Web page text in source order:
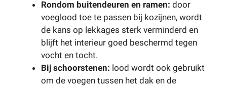
Rondom buitendeuren en ramen: door
voeglood toe te passen bij kozijnen, wordt
de kans op lekkages sterk verminderd en
blijft het interieur goed beschermd tegen
vocht en tocht.
Bij schoorstenen: lood wordt ook gebruikt
om de voegen tussen het dak en de